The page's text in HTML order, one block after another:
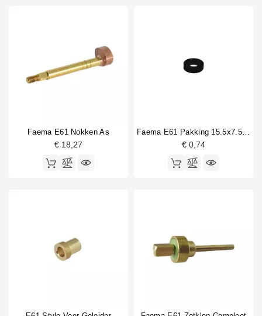
Faema E61 Nokken As
€ 18,27
Faema E61 Pakking 15.5x7.5x4mm
€ 0,74